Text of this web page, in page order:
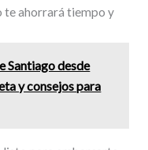
te ahorrará tiempo y
Santiago desde
y consejos para